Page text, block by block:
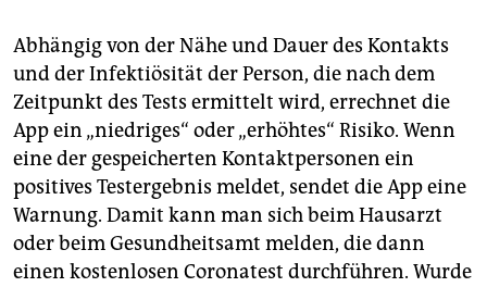
Abhängig von der Nähe und Dauer des Kontakts
und der Infektiösität der Person, die nach dem
Zeitpunkt des Tests ermittelt wird, errechnet die
App ein „niedriges“ oder „erhöhtes“ Risiko. Wenn
eine der gespeicherten Kontaktpersonen ein
positives Testergebnis meldet, sendet die App eine
Warnung. Damit kann man sich beim Hausarzt
oder beim Gesundheitsamt melden, die dann
einen kostenlosen Coronatest durchführen. Wurde